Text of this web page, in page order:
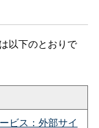
以下のとおりで
ビス：外部サイ